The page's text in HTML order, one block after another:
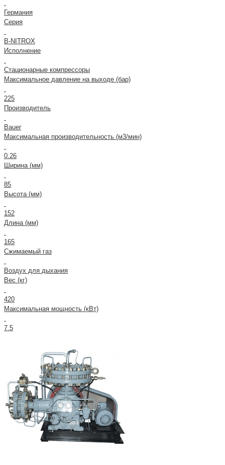
Германия
Серия
B-NITROX
Исполнение
Стационарные компрессоры
Максимальное давление на выходе (бар)
225
Производитель
Bauer
Максимальная производительность (м3/мин)
0.26
Ширина (мм)
85
Высота (мм)
152
Длина (мм)
165
Сжимаемый газ
Воздух для дыхания
Вес (кг)
420
Максимальная мощность (кВт)
7.5